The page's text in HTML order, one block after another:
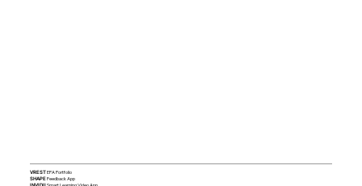
VRESTEPA Portfolio
SHAPEFeedback App